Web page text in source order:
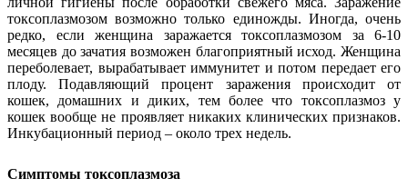
токсоплазмозом возможно только единожды. Иногда, очень
редко, если женщина заражается токсоплазмозом за 6-10
месяцев до зачатия возможен благоприятный исход. Женщина
переболевает, вырабатывает иммунитет и потом передает его
плоду. Подавляющий процент заражения происходит от
кошек, домашних и диких, тем более что токсоплазмоз у
кошек вообще не проявляет никаких клинических признаков.
Инкубационный период – около трех недель.
Симптомы токсоплазмоза